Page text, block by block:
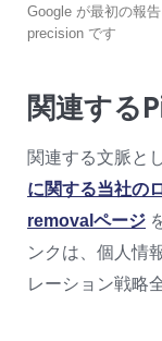
Google が最初の報
precision です
関連する
関連する文脈と
に関する当社の
removalページ
ンクは、個人情
レーション戦略